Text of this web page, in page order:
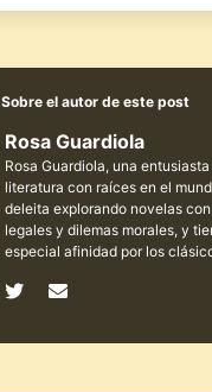
Sobre el autor de este post
Rosa Guardiola
Rosa Guardiola, una entusiasta
literatura con raíces en el
deleita explorando novelas
legales y dilemas morales, y
especial afinidad por los